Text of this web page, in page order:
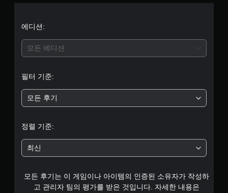
별
중
균
4
.
에디션:
모든 에디션
필터 기준:
모든 후기
정렬 기준:
최신
모든 후기는 이 게임이나 아이템의 인증된 소유자가 작성하
고 관리자 팀의 평가를 받은 것입니다. 자세한 내용은